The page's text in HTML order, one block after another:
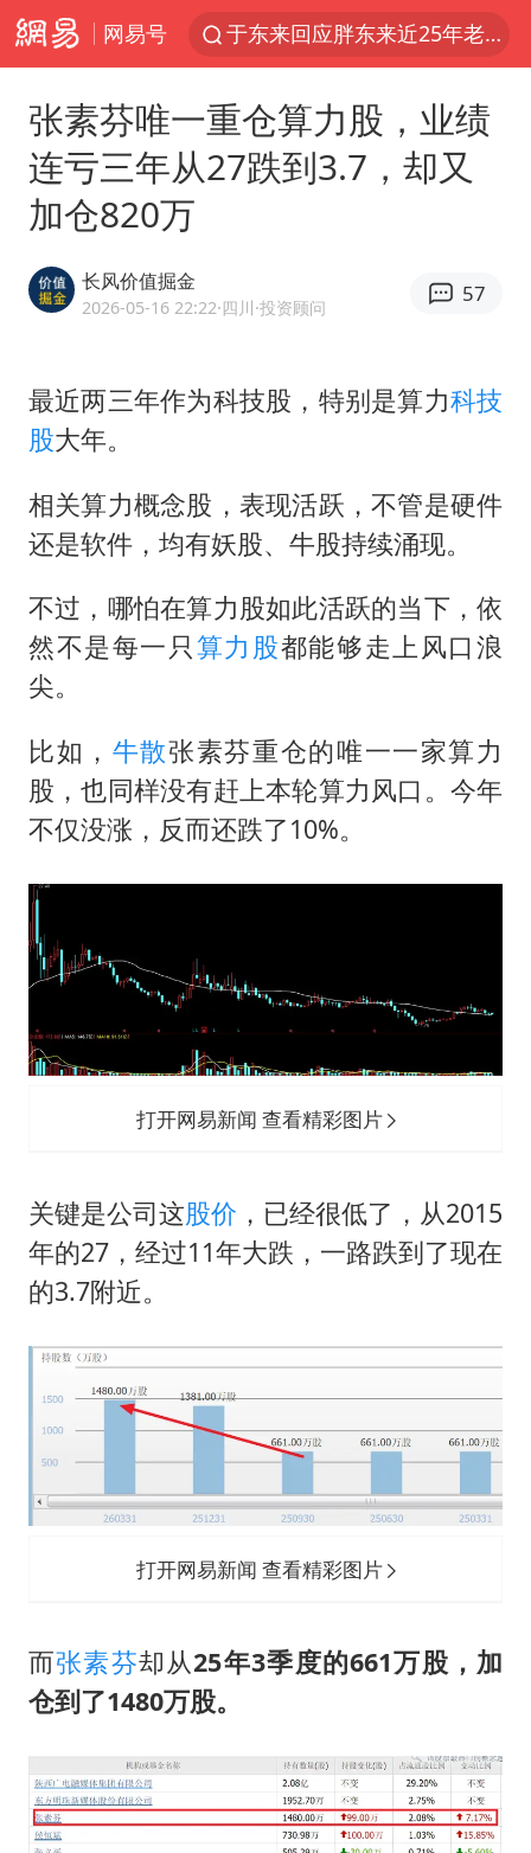
网易号
于东来回应胖东来近25年老店年底关闭
中国籍豪华游艇富商之子在泰国被杀
白海豚北上或致京津冀暴雨
世界第1特鲁姆普斯诺克中国赛一轮游
新疆一婚礼线上邀请引热议
国足U17与阿森纳决赛取消 并列冠军
景区回应“麦积山石窟看完需2000元”
曹颖儿子首次演长剧
奋力开创中国式现代化建设新局面
张素芬唯一重仓算力股，业绩
连亏三年从27跌到3.7，却又
加仓820万
长风价值掘金
2026-05-16 22:22·四川·投资顾问
57
最近两三年作为科技股，特别是算力科技
股大年。
相关算力概念股，表现活跃，不管是硬件
还是软件，均有妖股、牛股持续涌现。
不过，哪怕在算力股如此活跃的当下，依
然不是每一只算力股都能够走上风口浪
尖。
比如， 牛散张素芬重仓的唯一一家算力
股，也同样没有赶上本轮算力风口。今年
不仅没涨，反而还跌了10%。
打开网易新闻 查看精彩图片
关键是公司这股价 ，已经很低了，从2015
年的27，经过11年大跌，一路跌到了现在
的3.7附近。
打开网易新闻 查看精彩图片
而张素芬却从25年3季度的661万股，加
仓到了1480万股。